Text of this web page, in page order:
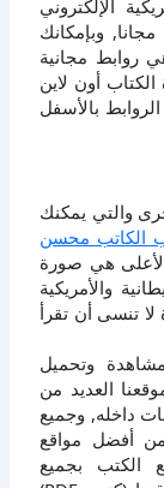
الإلكتروني
وبإمكانك
روابط مجانية
الكتاب أون لاين
بالأسفل
والتي يمكنك
الكاتب محسن
هي صورة
والأمريكية
تنسى أن تقرأ
وتحميل
العديد من
داخله, وجميع
نعتبر من أفضل مواقع
الكتب بجميع